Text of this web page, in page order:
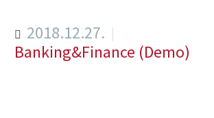
2018.12.27.
Banking&Finance (Demo)